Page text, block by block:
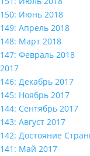
150: Июнь 2018
149: Апрель 2018
148: Март 2018
147: Февраль 2018
2017
146: Декабрь 2017
145: Ноябрь 2017
144: Сентябрь 2017
143: Август 2017
142: Достояние
141: Май 2017